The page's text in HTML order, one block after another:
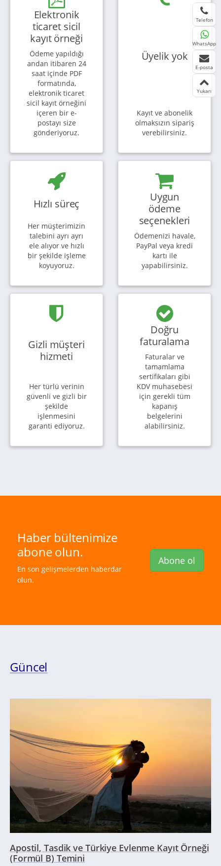
Elektronik
ticaret sicil
kayıt örneği
Ödeme yapıldığı
andan itibaren 24
saat içinde PDF
formatında,
elektronik ticaret
sicil kayıt örneğini
içeren bir e-
postayı size
gönderiyoruz.
Üyelik yok
Kayıt ve abonelik
olmaksızın sipariş
verebilirsiniz.
Hızlı süreç
Her müşterimizin
talebini ayrı ayrı
ele alıyor ve hızlı
bir şekilde işleme
koyuyoruz.
Uygun
ödeme
seçenekleri
Ödemenizi havale,
PayPal veya kredi
kartı ile
yapabilirsiniz.
Gizli müşteri
hizmeti
Her türlü verinin
güvenli ve gizli bir
şekilde
işlenmesini
garanti ediyoruz.
Doğru
faturalama
Faturalar ve
tamamlama
sertifikaları gibi
KDV muhasebesi
için gerekli tüm
kapanış
belgelerini
alabilirsiniz.
Haber bültenimize
abone olun.
En son gelişmelerden haberdar
olun.
Abone ol
Güncel
Apostil, Tasdik ve Türkiye Evlenme Kayıt Örneği
(Formül B) Temini
Telefon
WhatsApp
E-posta
Yukarı